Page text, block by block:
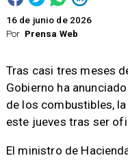
Por Prensa Web
16 de junio de 2026
Tras casi tres meses
Gobierno ha
de los combustibles,
este jueves tras ser
El ministro de